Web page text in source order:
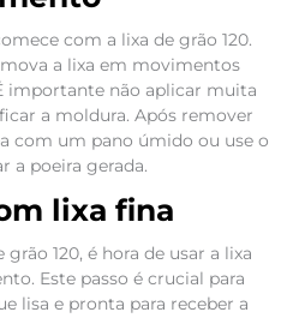
com a lixa de grão 120.
a lixa em movimentos
importante não aplicar muita
a moldura. Após remover
com um pano úmido ou use o
a poeira gerada.
lixa fina
120, é hora de usar a lixa
Este passo é crucial para
lisa e pronta para receber a